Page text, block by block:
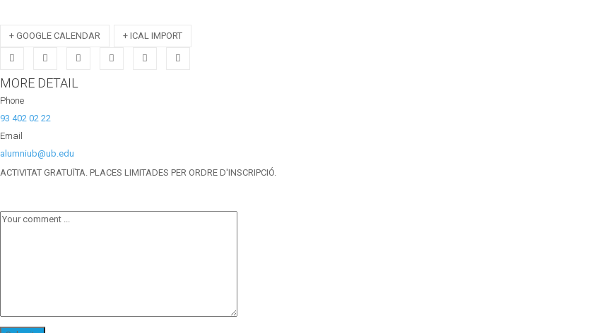
+ GOOGLE CALENDAR + ICAL IMPORT
MORE DETAIL
Phone
93 402 02 22
Email
alumniub@ub.edu
ACTIVITAT GRATUÏTA. PLACES LIMITADES PER ORDRE D'INSCRIPCIÓ.